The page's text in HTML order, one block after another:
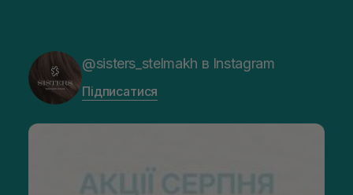
@sisters_stelmakh в Instagram
Підписатися